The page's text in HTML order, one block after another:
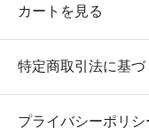
カートを見る
特定商取引法に基づ
プライバシーポリシ